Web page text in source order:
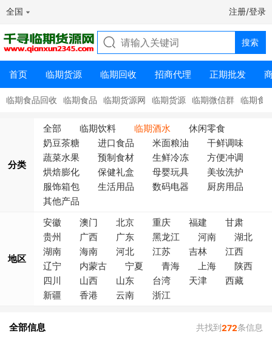
全国 注册/登录
首页 临期货源 临期回收 招商代理 正期批发
临期食品回收 临期食品 临期货源网 临期货源 临期微信群 临期食
分类
全部 临期饮料 临期酒水
休闲零食
奶豆茶糖
进口食品 米面粮油
干鲜调味
蔬菜水果
预制食材 生鲜冷冻
方便冲调
烘焙膨化
保健礼盒 母婴玩具
美妆洗护
服饰箱包
生活用品 数码电器
厨房用品
其他产品
地区
安徽 澳门 北京 重庆 福建
甘肃
贵州
广西 广东 黑龙江 河南
湖北
湖南
海南 河北 江苏 吉林
江西
辽宁
内蒙古 宁夏 青海 上海
陕西
四川
山西 山东 台湾 天津
西藏
新疆
香港 云南 浙江
全部信息 共找到272条信息